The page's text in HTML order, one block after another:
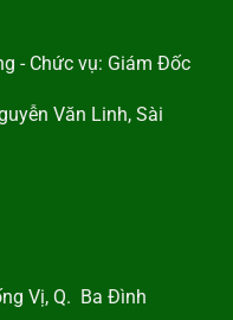
- Chức vụ: Giám Đốc
Văn Linh, Sài
Vị, Q. Ba Đình